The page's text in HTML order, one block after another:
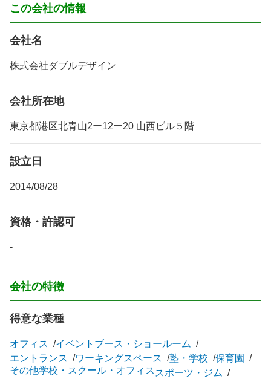
この会社の情報
会社名
株式会社ダブルデザイン
会社所在地
東京都港区北青山2ー12ー20 山西ビル５階
設立日
2014/08/28
資格・許認可
-
会社の特徴
得意な業種
オフィス
イベントブース・ショールーム
エントランス
ワーキングスペース 塾・学校
保育園
その他学校・スクール・オフィス スポーツ・ジム